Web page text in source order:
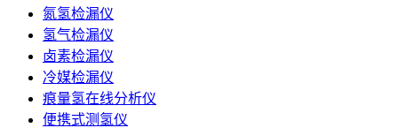
氮氢检漏仪
氢气检漏仪
卤素检漏仪
冷媒检漏仪
痕量氢在线分析仪
便携式测氢仪